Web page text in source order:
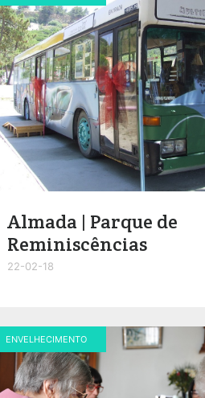
Almada | Parque de
Reminiscências
22-02-18
ENVELHECIMENTO